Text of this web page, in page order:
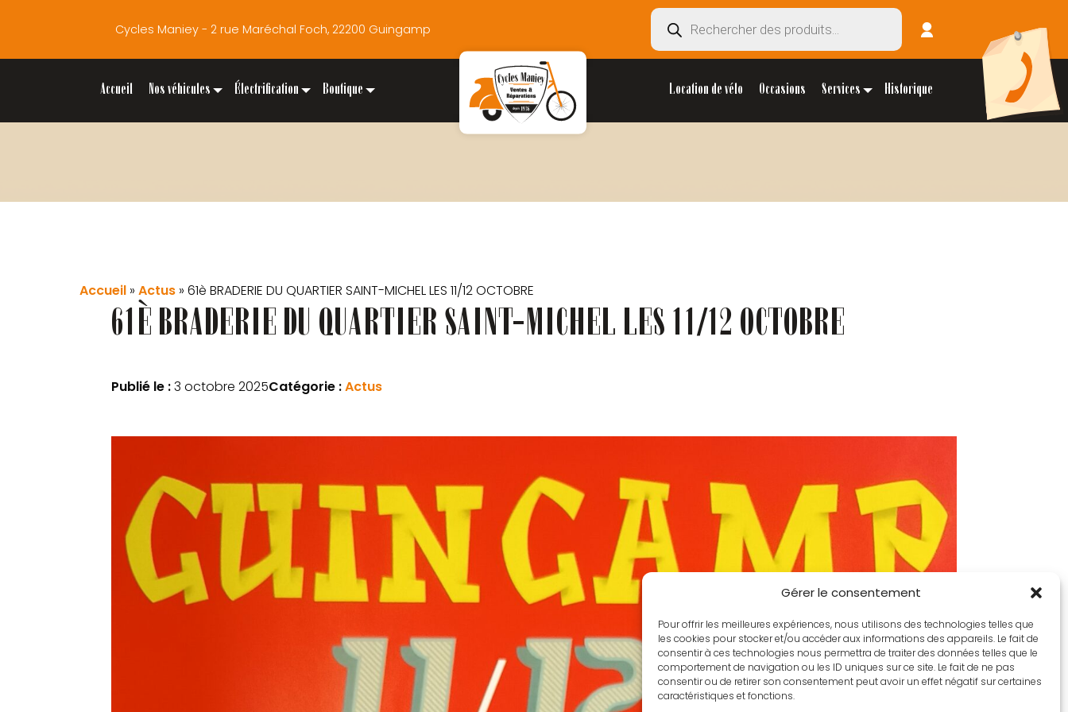
Gérer le consentement
Pour offrir les meilleures expériences, nous utilisons des technologies telles que
les cookies pour stocker et/ou accéder aux informations des appareils. Le fait de
consentir à ces technologies nous permettra de traiter des données telles que le
comportement de navigation ou les ID uniques sur ce site. Le fait de ne pas
consentir ou de retirer son consentement peut avoir un effet négatif sur certaines
caractéristiques et fonctions.
Cycles Maniey - 2 rue Maréchal Foch, 22200 Guingamp
Recherche
produits
Accueil Nos véhicules Électrification Boutique Location de vélo Occasions Services Historique
Accueil » Actus » 61è BRADERIE DU QUARTIER SAINT-MICHEL LES 11/12 OCTOBRE
61È BRADERIE DU QUARTIER SAINT-MICHEL LES 11/12 OCTOBRE
Publié le :3 octobre 2025Catégorie :Actus